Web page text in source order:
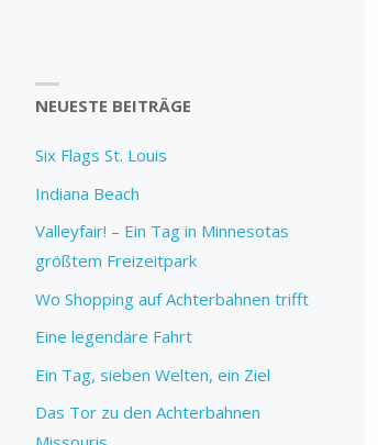
NEUESTE BEITRÄGE
Six Flags St. Louis
Indiana Beach
Valleyfair! – Ein Tag in Minnesotas
größtem Freizeitpark
Wo Shopping auf Achterbahnen trifft
Eine legendäre Fahrt
Ein Tag, sieben Welten, ein Ziel
Das Tor zu den Achterbahnen